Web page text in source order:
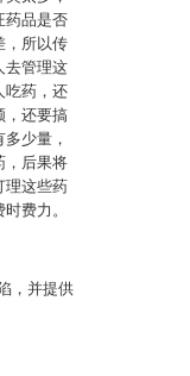
药品是否
，所以传
去管理这
吃药，还
，还要搞
少量，
，后果将
理这些药
费力。
，并提供